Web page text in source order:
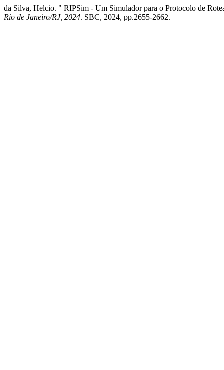
da Silva, Helcio. " RIPSim - Um Simulador para o Protocolo de
Rio de Janeiro/RJ, 2024. SBC, 2024, pp.2655-2662.